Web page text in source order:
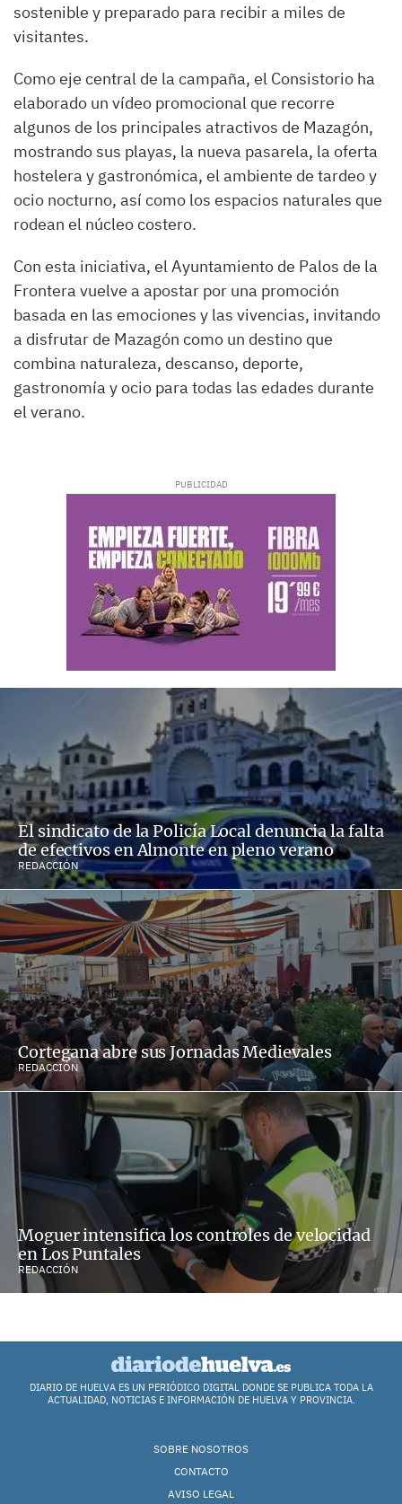
sostenible y preparado para recibir a miles de
visitantes.
Como eje central de la campaña, el Consistorio ha
elaborado un vídeo promocional que recorre
algunos de los principales atractivos de Mazagón,
mostrando sus playas, la nueva pasarela, la oferta
hostelera y gastronómica, el ambiente de tardeo y
ocio nocturno, así como los espacios naturales que
rodean el núcleo costero.
Con esta iniciativa, el Ayuntamiento de Palos de la
Frontera vuelve a apostar por una promoción
basada en las emociones y las vivencias, invitando
a disfrutar de Mazagón como un destino que
combina naturaleza, descanso, deporte,
gastronomía y ocio para todas las edades durante
el verano.
El sindicato de la Policía Local denuncia la falta
de efectivos en Almonte en pleno verano
REDACCIÓN
Cortegana abre sus Jornadas Medievales
REDACCIÓN
Moguer intensifica los controles de velocidad
en Los Puntales
REDACCIÓN
DIARIO DE HUELVA ES UN PERIÓDICO DIGITAL DONDE SE PUBLICA TODA LA
ACTUALIDAD, NOTICIAS E INFORMACIÓN DE HUELVA Y PROVINCIA.
SOBRE NOSOTROS
CONTACTO
AVISO LEGAL